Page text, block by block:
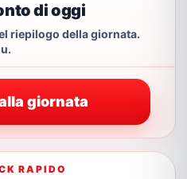
di oggi
riepilogo della giornata.
giornata
RAPIDO